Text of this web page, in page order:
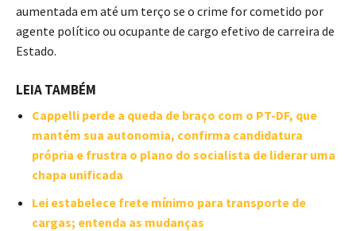
aumentada em até um terço se o crime for cometido por
agente político ou ocupante de cargo efetivo de carreira de
Estado.
LEIA TAMBÉM
Cappelli perde a queda de braço com o PT-DF, que
mantém sua autonomia, confirma candidatura
própria e frustra o plano do socialista de liderar uma
chapa unificada
Lei estabelece frete mínimo para transporte de
cargas; entenda as mudanças